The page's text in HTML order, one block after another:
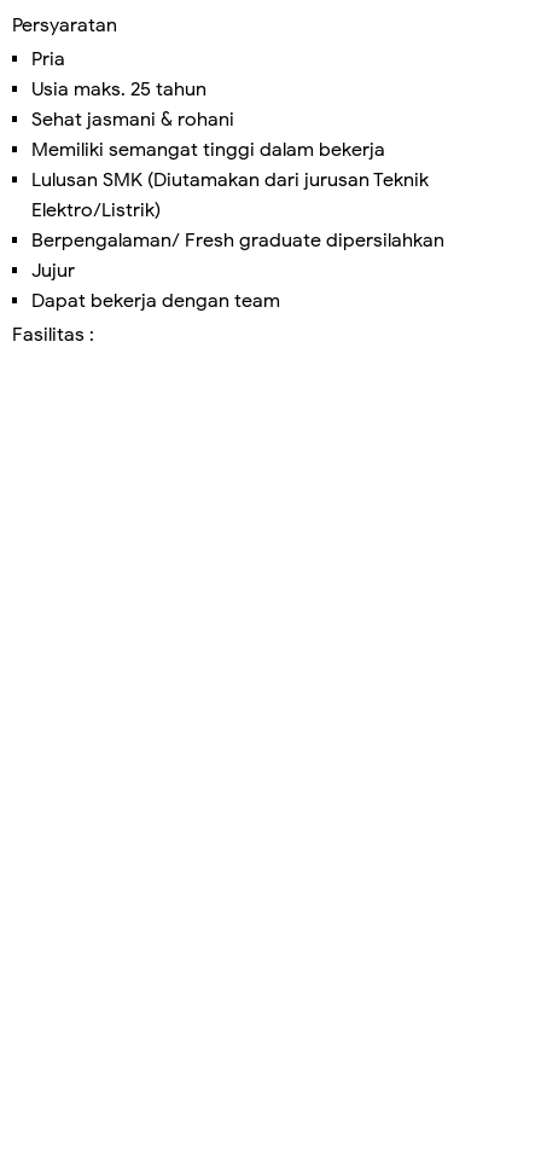
Persyaratan
Pria
Usia maks. 25 tahun
Sehat jasmani & rohani
Memiliki semangat tinggi dalam bekerja
Lulusan SMK (Diutamakan dari jurusan Teknik
Elektro/Listrik)
Berpengalaman/ Fresh graduate dipersilahkan
Jujur
Dapat bekerja dengan team
Fasilitas :